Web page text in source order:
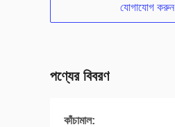
যোগাযোগ করুন
পণ্যের বিবরণ
কাঁচামাল: